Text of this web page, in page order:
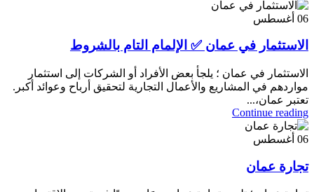
06 أغسطس
الاستثمار في عمان ✅ الإلمام التام بالشروط
الاستثمار في عمان ؛ يلجأ بعض الأفراد أو الشركات إلى استثمار
مواردهم في المشاريع والأعمال التجارية لتحقيق أرباح وعوائد أكبر.
تعتبر عمان،...
Continue reading
06 أغسطس
تجارة عمان